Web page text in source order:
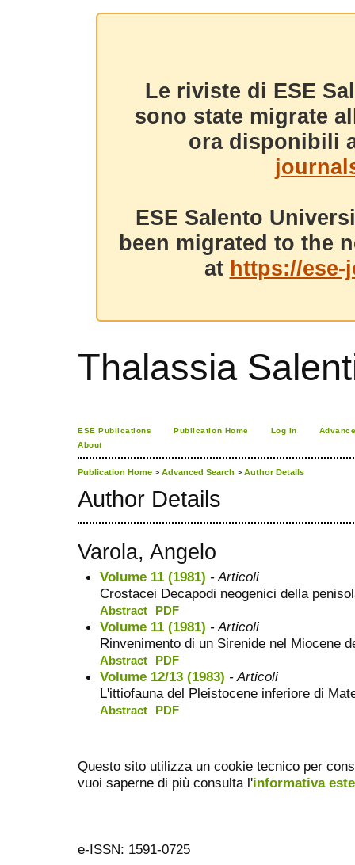
Le riviste di ESE
sono state migrate
ora disponibili
ESE Salento
been migrated to the
at https://
Thalassia
ESE Publications Publication Home Log In
About
Publication Home > Advanced Search > Author Details
Author Details
Varola, Angelo
Volume 11 (1981) - Articoli
Crostacei Decapodi neogenici della
Abstract PDF
Volume 11 (1981) - Articoli
Rinvenimento di un Sirenide nel Miocene
Abstract PDF
Volume 12/13 (1983) - Articoli
L'ittiofauna del Pleistocene inferiore di
Abstract PDF
Questo sito utilizza un cookie tecnico per
vuoi saperne di più consulta l'informativa
e-ISSN: 1591-0725